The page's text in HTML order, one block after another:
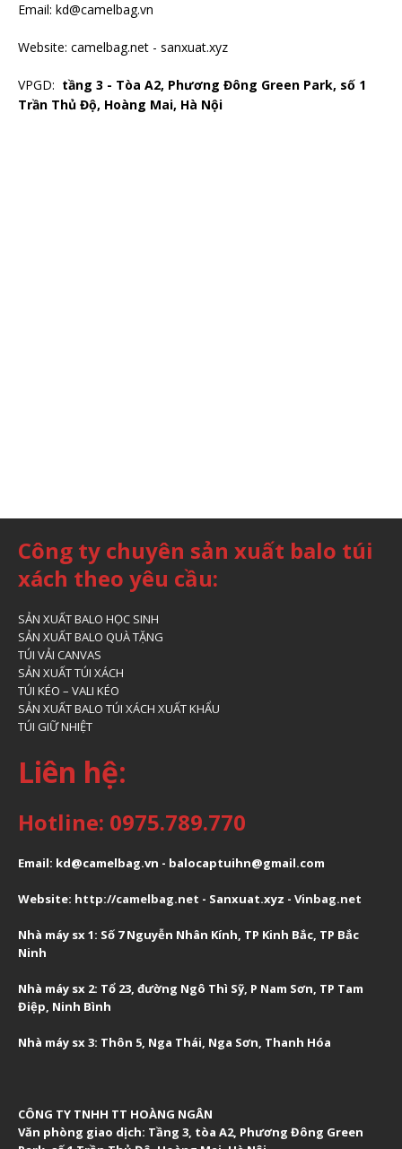
Email: kd@camelbag.vn
Website: camelbag.net - sanxuat.xyz
VPGD: tầng 3 - Tòa A2, Phương Đông Green Park, số 1
Trần Thủ Độ, Hoàng Mai, Hà Nội
Công ty chuyên sản xuất balo túi
xách theo yêu cầu:
SẢN XUẤT BALO HỌC SINH
SẢN XUẤT BALO QUÀ TẶNG
TÚI VẢI CANVAS
SẢN XUẤT TÚI XÁCH
TÚI KÉO – VALI KÉO
SẢN XUẤT BALO TÚI XÁCH XUẤT KHẨU
TÚI GIỮ NHIỆT
Liên hệ:
Hotline: 0975.789.770
Email: kd@camelbag.vn - balocaptuihn@gmail.com
Website: http://camelbag.net - Sanxuat.xyz - Vinbag.net
Nhà máy sx 1: Số 7 Nguyễn Nhân Kính, TP Kinh Bắc, TP Bắc
Ninh
Nhà máy sx 2: Tổ 23, đường Ngô Thì Sỹ, P Nam Sơn, TP Tam
Điệp, Ninh Bình
Nhà máy sx 3: Thôn 5, Nga Thái, Nga Sơn, Thanh Hóa
CÔNG TY TNHH TT HOÀNG NGÂN
Văn phòng giao dịch: Tầng 3, tòa A2, Phương Đông Green